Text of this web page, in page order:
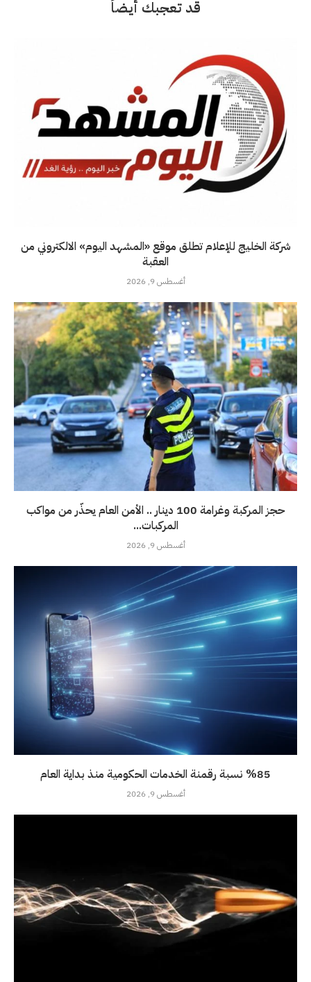
قد تعجبك أيضاً
شركة الخليج للإعلام تطلق موقع «المشهد اليوم» الالكتروني من
العقبة
أغسطس 9, 2026
حجز المركبة وغرامة 100 دينار .. الأمن العام يحذّر من مواكب
المركبات...
أغسطس 9, 2026
%85 نسبة رقمنة الخدمات الحكومية منذ بداية العام
أغسطس 9, 2026